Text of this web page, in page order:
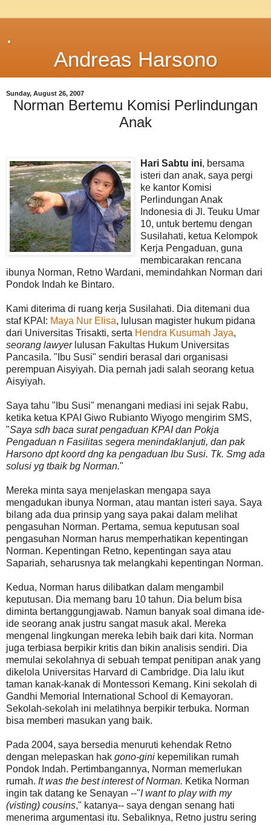
.
Andreas Harsono
Sunday, August 26, 2007
Norman Bertemu Komisi Perlindungan
Anak
Hari Sabtu ini, bersama
isteri dan anak, saya pergi
ke kantor Komisi
Perlindungan Anak
Indonesia di Jl. Teuku Umar
10, untuk bertemu dengan
Susilahati, ketua Kelompok
Kerja Pengaduan, guna
membicarakan rencana
ibunya Norman, Retno Wardani, memindahkan Norman dari
Pondok Indah ke Bintaro.
Kami diterima di ruang kerja Susilahati. Dia ditemani dua
staf KPAI: Maya Nur Elisa, lulusan magister hukum pidana
dari Universitas Trisakti, serta Hendra Kusumah Jaya,
seorang lawyerlulusan Fakultas Hukum Universitas
Pancasila. "Ibu Susi" sendiri berasal dari organisasi
perempuan Aisyiyah. Dia pernah jadi salah seorang ketua
Aisyiyah.
Saya tahu "Ibu Susi" menangani mediasi ini sejak Rabu,
ketika ketua KPAI Giwo Rubianto Wiyogo mengirim SMS,
"Saya sdh baca surat pengaduan KPAI dan Pokja
Pengaduan n Fasilitas segera menindaklanjuti, dan pak
Harsono dpt koord dng ka pengaduan Ibu Susi. Tk. Smg ada
solusi yg tbaik bg Norman."
Mereka minta saya menjelaskan mengapa saya
mengadukan ibunya Norman, atau mantan isteri saya. Saya
bilang ada dua prinsip yang saya pakai dalam melihat
pengasuhan Norman. Pertama, semua keputusan soal
pengasuhan Norman harus memperhatikan kepentingan
Norman. Kepentingan Retno, kepentingan saya atau
Sapariah, seharusnya tak melangkahi kepentingan Norman.
Kedua, Norman harus dilibatkan dalam mengambil
keputusan. Dia memang baru 10 tahun. Dia belum bisa
diminta bertanggungjawab. Namun banyak soal dimana ide-
ide seorang anak justru sangat masuk akal. Mereka
mengenal lingkungan mereka lebih baik dari kita. Norman
juga terbiasa berpikir kritis dan bikin analisis sendiri. Dia
memulai sekolahnya di sebuah tempat penitipan anak yang
dikelola Universitas Harvard di Cambridge. Dia lalu ikut
taman kanak-kanak di Montessori Kemang. Kini sekolah di
Gandhi Memorial International School di Kemayoran.
Sekolah-sekolah ini melatihnya berpikir terbuka. Norman
bisa memberi masukan yang baik.
Pada 2004, saya bersedia menuruti kehendak Retno
dengan melepaskan hak gono-gini kepemilikan rumah
Pondok Indah. Pertimbangannya, Norman memerlukan
rumah. It was the best interest of Norman. Ketika Norman
ingin tak datang ke Senayan --"I want to play with my
(visting) cousins," katanya-- saya dengan senang hati
menerima argumentasi itu. Sebaliknya, Retno justru sering